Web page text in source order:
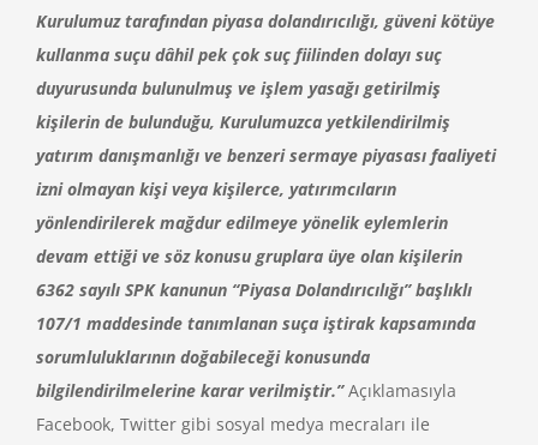
Kurulumuz tarafından piyasa dolandırıcılığı, güveni kötüye
kullanma suçu dâhil pek çok suç fiilinden dolayı suç
duyurusunda bulunulmuş ve işlem yasağı getirilmiş
kişilerin de bulunduğu, Kurulumuzca yetkilendirilmiş
yatırım danışmanlığı ve benzeri sermaye piyasası faaliyeti
izni olmayan kişi veya kişilerce, yatırımcıların
yönlendirilerek mağdur edilmeye yönelik eylemlerin
devam ettiği ve söz konusu gruplara üye olan kişilerin
6362 sayılı SPK kanunun “Piyasa Dolandırıcılığı” başlıklı
107/1 maddesinde tanımlanan suça iştirak kapsamında
sorumluluklarının doğabileceği konusunda
bilgilendirilmelerine karar verilmiştir.”Açıklamasıyla
Facebook, Twitter gibi sosyal medya mecraları ile